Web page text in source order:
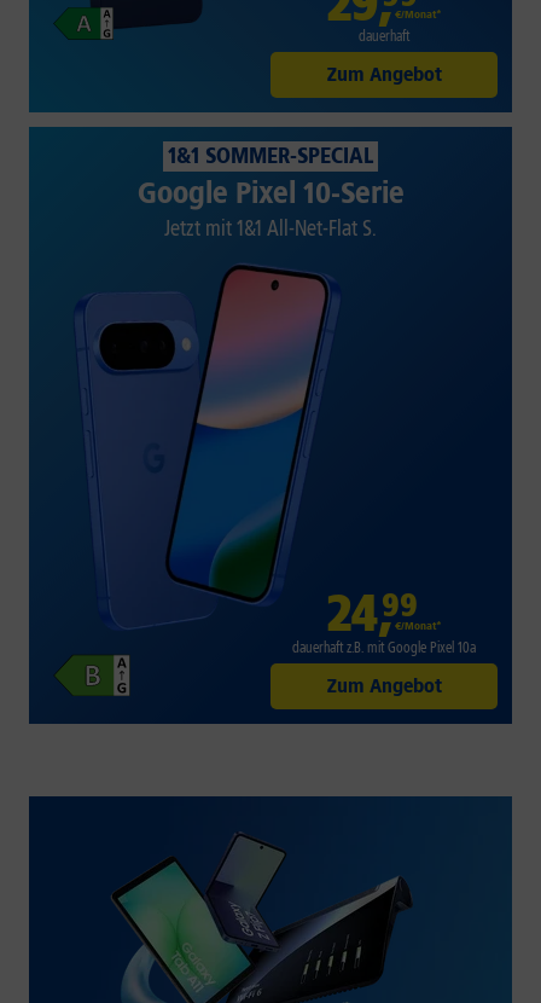
€/Monat*
dauerhaft
Zum Angebot
1&1 SOMMER-SPECIAL
Google Pixel 10-Serie
Jetzt mit 1&1 All-Net-Flat S.
24,99
€/Monat*
dauerhaft z.B. mit Google Pixel 10a
Zum Angebot